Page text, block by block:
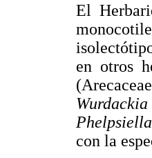
El
en otros
Phelpsiella
con la